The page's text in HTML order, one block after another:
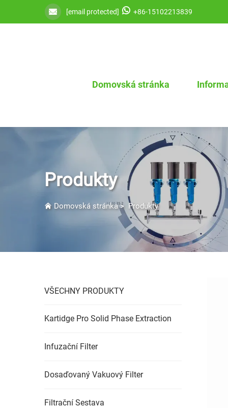
[email protected] +86-15102213839
Domovská stránka
Produkty
Domovská stránka> Produkty
VŠECHNY PRODUKTY
Kartidge Pro Solid Phase Extraction
Infuzační Filter
Dosaďovaný Vakuový Filter
Filtrační Sestava